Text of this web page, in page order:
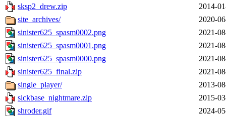
sksp2_drew.zip
2014-
site_archives/
2020-
sinister625_spasm0002.png
2021-
sinister625_spasm0001.png
2021-
sinister625_spasm0000.png
2021-
sinister625_final.zip
2021-
single_player/
2013-
sickbase_nightmare.zip
2015-
shroder.gif
2024-